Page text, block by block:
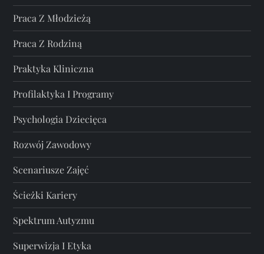
Praca Z Młodzieżą
Praca Z Rodziną
Praktyka Kliniczna
Profilaktyka I Programy
Psychologia Dziecięca
Rozwój Zawodowy
Scenariusze Zajęć
Ścieżki Kariery
Spektrum Autyzmu
Superwizja I Etyka